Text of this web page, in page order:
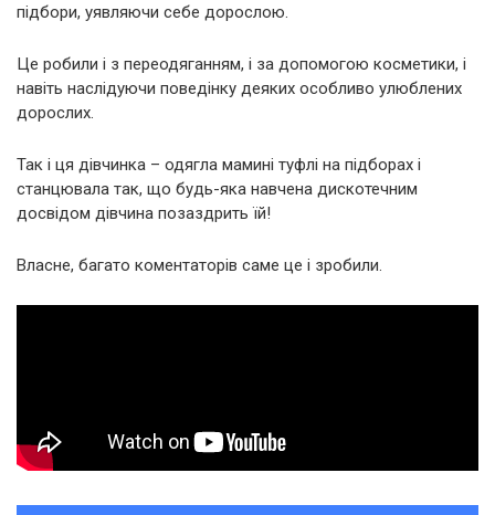
підбори, уявляючи себе дорослою.
Це робили і з переодяганням, і за допомогою косметики, і
навіть наслідуючи поведінку деяких особливо улюблених
дорослих.
Так і ця дівчинка – одягла мамині туфлі на підборах і
станцювала так, що будь-яка навчена дискотечним
досвідом дівчина позаздрить їй!
Власне, багато коментаторів саме це і зробили.